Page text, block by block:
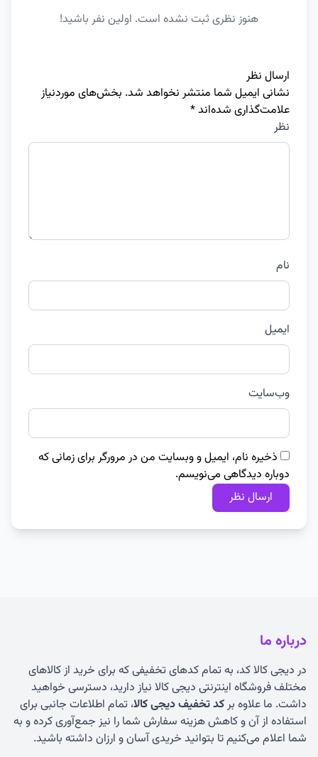
هنوز نظری ثبت نشده است. اولین نفر باشید!
ارسال نظر
نشانی ایمیل شما منتشر نخواهد شد. بخش‌های موردنیاز
علامت‌گذاری شده‌اند*
نظر
نام
ایمیل
وب‌سایت
ذخیره نام، ایمیل و وبسایت من در مرورگر برای زمانی که
دوباره دیدگاهی می‌نویسم.
درباره ما
در دیجی کالا کد، به تمام کدهای تخفیفی که برای خرید از کالاهای
مختلف فروشگاه اینترنتی دیجی کالا نیاز دارید، دسترسی خواهید
داشت. ما علاوه برکد تخفیف دیجی کالا، تمام اطلاعات جانبی برای
استفاده از آن و کاهش هزینه سفارش شما را نیز جمع‌آوری کرده و به
شما اعلام می‌کنیم تا بتوانید خریدی آسان و ارزان داشته باشید.